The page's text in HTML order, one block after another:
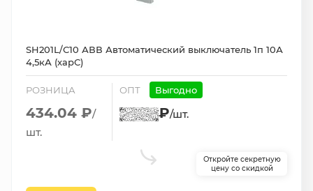
SH201L/С10 АВВ Автоматический выключатель 1п 10А
4,5кА (харС)
РОЗНИЦА
434.04 ₽/
шт.
ОПТ Выгодно
₽/шт.
Откройте секретную
цену со скидкой